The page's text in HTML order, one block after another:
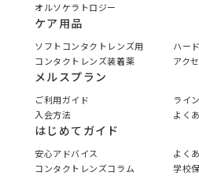
オルソケラトロジー
ケア用品
ソフトコンタクトレンズ用
ハー
コンタクトレンズ装着薬
アク
メルスプラン
ご利用ガイド
ライ
入会方法
よく
はじめてガイド
安心アドバイス
よく
コンタクトレンズコラム
学校